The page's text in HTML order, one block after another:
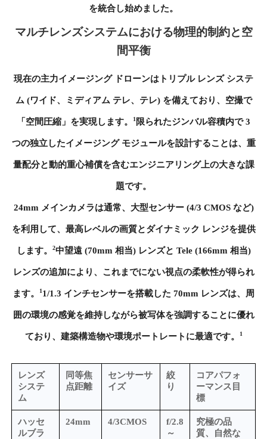
を統合し始めました。
マルチレンズシステムにおける物理的制約と空
間平衡
現在の主力イメージング ドローンはトリプル レンズ システ
ム (ワイド、ミディアム テレ、テレ) を備えており、空撮で
「空間圧縮」を実現します。 1 限られたジンバル容積内で 3
つの独立したイメージング モジュールを設計することは、重
量配分と動的重心補償を含むエンジニアリング上の大きな課
題です。
24mm メインカメラは通常、大型センサー (4/3 CMOS など)
を利用して、最高レベルの画質とダイナミック レンジを提供
します。 2中望遠 (70mm 相当) レンズと Tele (166mm 相当)
レンズの追加により、これまでにない視点の柔軟性が得られ
ます。 11/1.3 インチセンサーを搭載した 70mm レンズは、周
囲の環境の感覚を維持しながら被写体を強調することに優れ
ており、建築構造物や環境ポートレートに最適です。 1
レンズ
システ
ム
同等焦
点距離
センサーサ
イズ
絞
り
コアパフォ
ーマンス目
標
ハッセ
ルブラ
24mm 4/3CMOS
f/2.8
～
究極の品
質、自然な